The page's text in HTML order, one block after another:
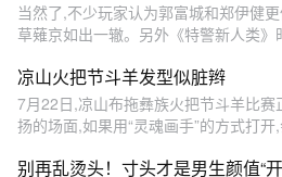
当然了,不少玩家认为郭富城和郑伊健
草薙京如出一辙。另外《特警新人类》
凉山火把节斗羊发型似脏辫
7月22日,凉山布拖彝族火把节斗羊比
扬的场面,如果用“灵魂画手”的方式打开
别再乱烫头！寸头才是男生颜值“